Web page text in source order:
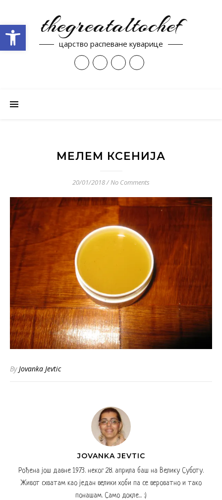
thegreataltochef
царство распеване куварице
МЕЛЕМ КСЕНИЈА
20/01/2018/No Comments
ByJovanka Jevtic
JOVANKA JEVTIC
Рођена још давне 1973. неког 28. априла баш на Велику Суботу.
Живот схватам као један велики хоби па се вероватно и тако
понашам. Само докле... :)
Open toolbar